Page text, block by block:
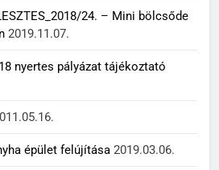
24. – Mini bölcsőde
2019.11.07.
nyertes pályázat tájékoztató
épület felújítása 2019.03.06.